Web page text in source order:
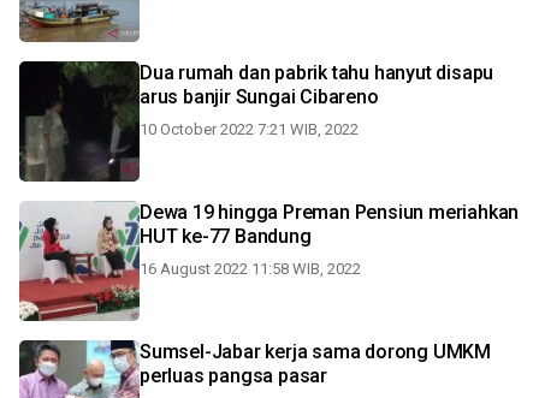
Dua rumah dan pabrik tahu hanyut disapu
arus banjir Sungai Cibareno
10 October 2022 7:21 WIB, 2022
Dewa 19 hingga Preman Pensiun meriahkan
HUT ke-77 Bandung
16 August 2022 11:58 WIB, 2022
Sumsel-Jabar kerja sama dorong UMKM
perluas pangsa pasar